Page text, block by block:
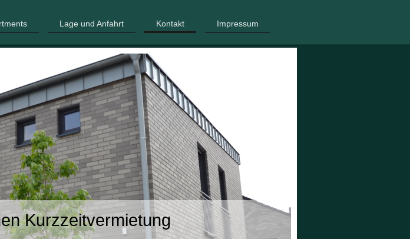
Lage und Anfahrt Kontakt Impressum
Kurzzeitvermietung